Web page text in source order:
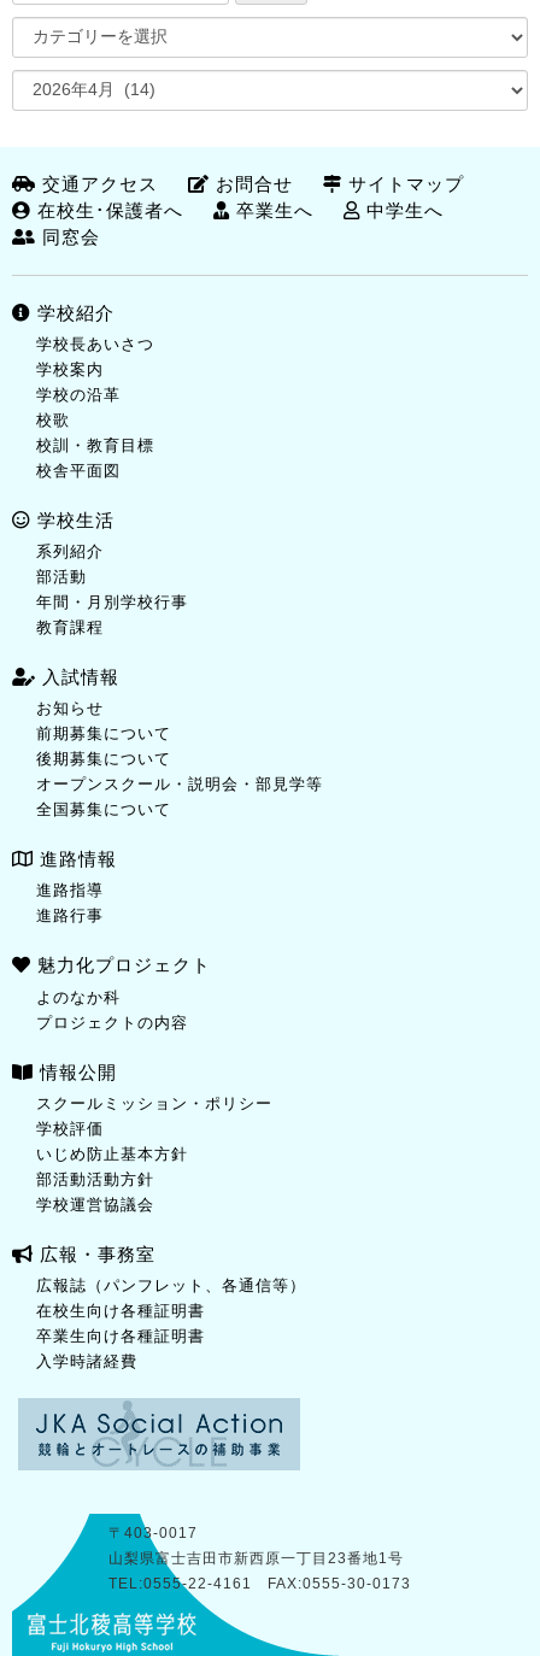
交通アクセス お問合せ
サイトマップ
在校生･保護者へ
卒業生へ
中学生へ
同窓会
学校紹介
学校長あいさつ
学校案内
学校の沿革
校歌
校訓・教育目標
校舎平面図
学校生活
系列紹介
部活動
年間・月別学校行事
教育課程
入試情報
お知らせ
前期募集について
後期募集について
オープンスクール・説明会・部見学等
全国募集について
進路情報
進路指導
進路行事
魅力化プロジェクト
よのなか科
プロジェクトの内容
情報公開
スクールミッション・ポリシー
学校評価
いじめ防止基本方針
部活動活動方針
学校運営協議会
広報・事務室
広報誌（パンフレット、各通信等）
在校生向け各種証明書
卒業生向け各種証明書
入学時諸経費
〒403-0017
山梨県富士吉田市新西原一丁目23番地1号
TEL:0555-22-4161 FAX:0555-30-0173